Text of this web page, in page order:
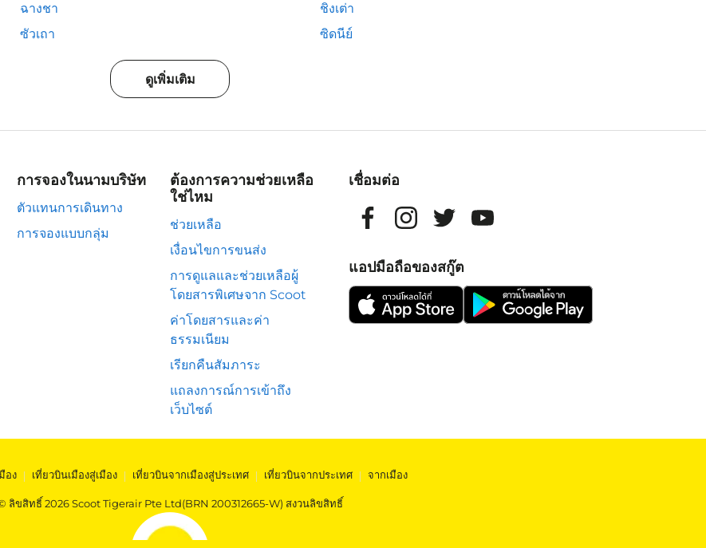
ฉางชา
ชิงเต่า
ซัวเถา ซิดนีย์
ดูเพิ่มเติม
การจองในนามบริษัท
ตัวแทนการเดินทาง
การจองแบบกลุ่ม
ต้องการความช่วยเหลือ
ใช่ไหม
ช่วยเหลือ
เงื่อนไขการขนส่ง
การดูแลและช่วยเหลือผู้
โดยสารพิเศษจาก Scoot
ค่าโดยสารและค่า
ธรรมเนียม
เรียกคืนสัมภาระ
แถลงการณ์การเข้าถึง
เว็บไซต์
เชื่อมต่อ
แอปมือถือของสกู๊ต
อง | เที่ยวบินเมืองสู่เมือง | เที่ยวบินจากเมืองสู่ประเทศ | เที่ยวบินจากประเทศ | จากเมือง
ลิขสิทธิ์ 2026 Scoot Tigerair Pte Ltd(BRN 200312665-W) สงวนลิขสิทธิ์